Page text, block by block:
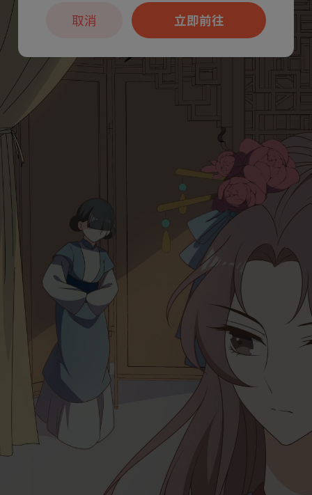
立即前往
取消